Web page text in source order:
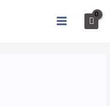
MAIN